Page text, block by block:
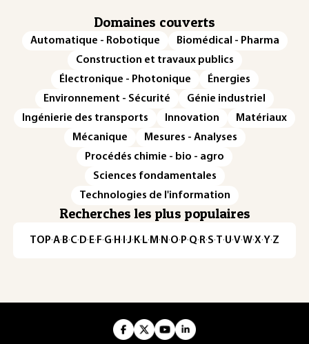
Domaines couverts
Automatique - Robotique
Biomédical - Pharma
Construction et travaux publics
Électronique - Photonique
Énergies
Environnement - Sécurité
Génie industriel
Ingénierie des transports
Innovation
Matériaux
Mécanique
Mesures - Analyses
Procédés chimie - bio - agro
Sciences fondamentales
Technologies de l'information
Recherches les plus populaires
TOP·A·B·C· D· E· F·G· H · ·J· K· L· M · N ·O· P·Q· R·S·T·U·V·W·X·Y·Z